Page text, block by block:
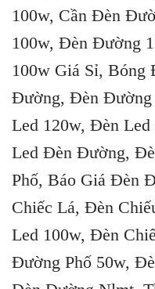
100w, Cần Đèn
100w, Đèn Đường
100w Giá Sỉ,
Đường, Đèn Đường
Led 120w, Đèn
Led Đèn Đường,
Phố, Báo Giá Đèn
Chiếc Lá, Đèn
Led 100w, Đèn
Đường Phố 50w,